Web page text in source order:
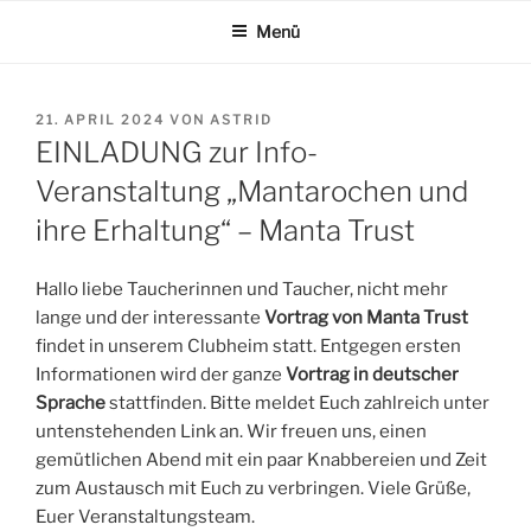
Menü
VERÖFFENTLICHT
AM
21. APRIL 2024 VON ASTRID
EINLADUNG zur Info-
Veranstaltung „Mantarochen und
ihre Erhaltung“ – Manta Trust
Hallo liebe Taucherinnen und Taucher, nicht mehr
lange und der interessante Vortrag von Manta Trust
findet in unserem Clubheim statt. Entgegen ersten
Informationen wird der ganze Vortrag in deutscher
Sprachestattfinden. Bitte meldet Euch zahlreich unter
untenstehenden Link an. Wir freuen uns, einen
gemütlichen Abend mit ein paar Knabbereien und Zeit
zum Austausch mit Euch zu verbringen. Viele Grüße,
Euer Veranstaltungsteam.